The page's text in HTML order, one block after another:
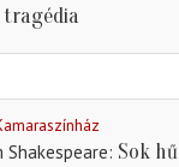
Shakespeare Sok